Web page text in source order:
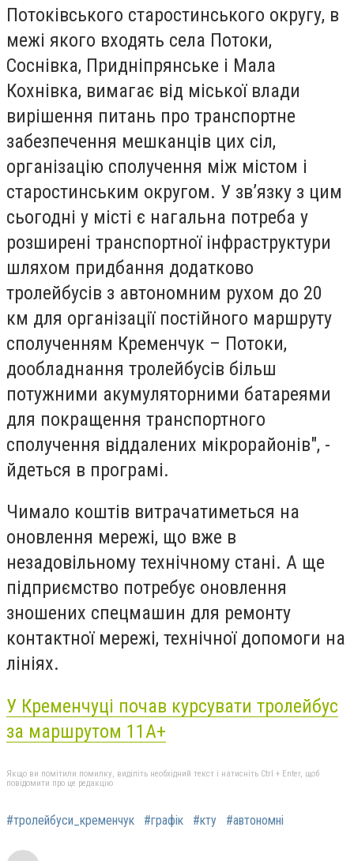
Потоківського старостинського округу, в
межі якого входять села Потоки,
Соснівка, Придніпрянське і Мала
Кохнівка, вимагає від міської влади
вирішення питань про транспортне
забезпечення мешканців цих сіл,
організацію сполучення між містом і
старостинським округом. У зв’язку з цим
сьогодні у місті є нагальна потреба у
розширені транспортної інфраструктури
шляхом придбання додатково
тролейбусів з автономним рухом до 20
км для організації постійного маршруту
сполученням Кременчук – Потоки,
дообладнання тролейбусів більш
потужними акумуляторними батареями
для покращення транспортного
сполучення віддалених мікрорайонів", -
йдеться в програмі.
Чимало коштів витрачатиметься на
оновлення мережі, що вже в
незадовільному технічному стані. А ще
підприємство потребує оновлення
зношених спецмашин для ремонту
контактної мережі, технічної допомоги на
лініях.
У Кременчуці почав курсувати тролейбус
за маршрутом 11А+
Якщо ви помітили помилку, виділіть необхідний текст і натисніть Ctrl + Enter, щоб
повідомити про це редакцію
#тролейбуси_кременчук #графік #кту #автономні